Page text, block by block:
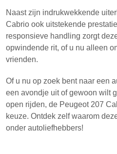
Naast zijn indrukwekkende
Cabrio ook uitstekende
responsieve handling zorgt
opwindende rit, of u nu alleen
vrienden.
Of u nu op zoek bent naar een
een avondje uit of gewoon wilt
open rijden, de Peugeot 207
keuze. Ontdek zelf waarom
onder autoliefhebbers!